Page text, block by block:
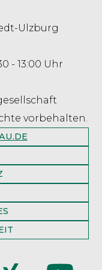
Ulzburg
- 13:00 Uhr
vorbehalten.